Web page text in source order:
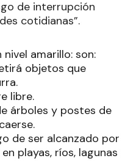
de interrupción
cotidianas”.
amarillo: son:
objetos que
libre.
árboles y postes de
de ser alcanzado por
playas, ríos, lagunas